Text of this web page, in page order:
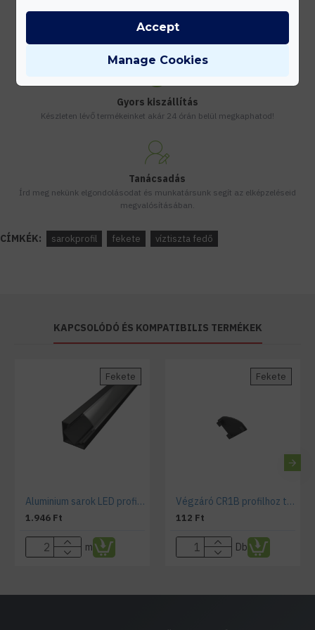
Kedvezmények
Gyors kiszállítás
Készleten lévő termékeinket akár 24 órán belül megkaphatod!
Tanácsadás
Írd meg nekünk elgondolásodat és munkatársunk segít az elképzeléseid
megvalósításában.
CÍMKÉK: sarokprofil fekete víztiszta fedő
KAPCSOLÓDÓ ÉS KOMPATIBILIS TERMÉKEK
Fekete
Aluminium sarok LED profil CR1B, fekete, opál fedővel
1.946 Ft
m
Fekete
Végzáró CR1B profilhoz teli
112 Ft
Db
Manage Cookies
Accept